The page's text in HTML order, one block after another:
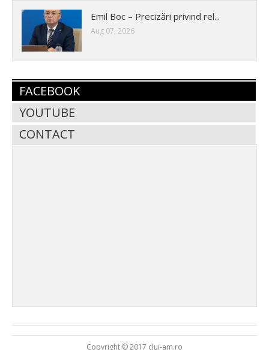
Emil Boc – Precizări privind rel...
Aug 07, 2026
FACEBOOK
YOUTUBE
CONTACT
Copyright © 2017 cluj-am.ro